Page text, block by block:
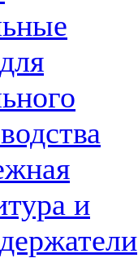
и